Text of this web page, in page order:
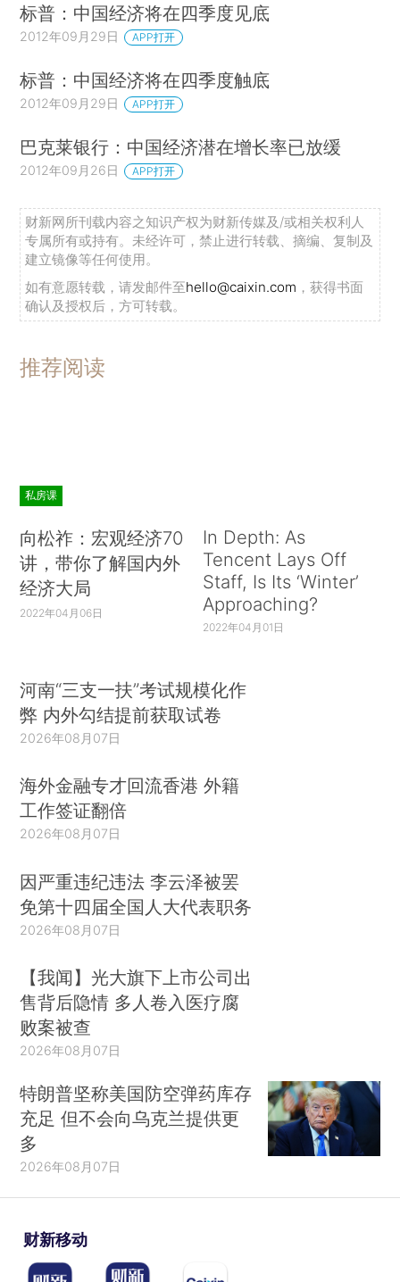
标普：中国经济将在四季度见底
2012年09月29日 APP打开
标普：中国经济将在四季度触底
2012年09月29日 APP打开
巴克莱银行：中国经济潜在增长率已放缓
2012年09月26日 APP打开
财新网所刊载内容之知识产权为财新传媒及/或相关权利人
专属所有或持有。未经许可，禁止进行转载、摘编、复制及
建立镜像等任何使用。
如有意愿转载，请发邮件至hello@caixin.com ，获得书面
确认及授权后，方可转载。
推荐阅读
私房课
向松祚：宏观经济70
讲，带你了解国内外
经济大局
2022年04月06日
In Depth: As
Tencent Lays Off
Staff, Is Its ‘Winter’
Approaching?
2022年04月01日
河南“三支一扶”考试规模化作
弊 内外勾结提前获取试卷
2026年08月07日
海外金融专才回流香港 外籍
工作签证翻倍
2026年08月07日
因严重违纪违法 李云泽被罢
免第十四届全国人大代表职务
2026年08月07日
【我闻】光大旗下上市公司出
售背后隐情 多人卷入医疗腐
败案被查
2026年08月07日
特朗普坚称美国防空弹药库存
充足 但不会向乌克兰提供更
多
2026年08月07日
财新移动